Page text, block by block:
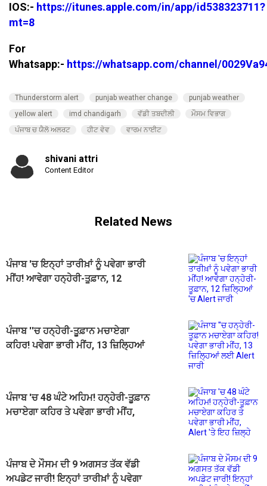
IOS:- https://itunes.apple.com/in/app/id538323711?
mt=8
For
Whatsapp:- https://whatsapp.com/channel/
Thunderstorm alert punjab weather change
punjab weather
yellow alert
imd chandigarh ਵੱਡੀ ਤਬਦੀਲੀ
ਮੌਸਮ ਵਿਭਾਗ
ਪੰਜਾਬ ਚ ਯੈਲੋ ਅਲਰਟ
ਹੀਟ ਵੇਵ ਵਾਰਮ ਨਾਈਟ
shivani attri
Content Editor
Related News
ਪੰਜਾਬ 'ਚ ਇਨ੍ਹਾਂ ਤਾਰੀਖ਼ਾਂ ਨੂੰ ਪਵੇਗਾ ਭਾਰੀ
ਮੀਂਹ! ਆਵੇਗਾ ਹਨ੍ਹੇਰੀ-ਤੂਫ਼ਾਨ, 12
ਪੰਜਾਬ ''ਚ ਹਨ੍ਹੇਰੀ-ਤੂਫ਼ਾਨ ਮਚਾਏਗਾ
ਕਹਿਰ! ਪਵੇਗਾ ਭਾਰੀ ਮੀਂਹ, 13 ਜ਼ਿਲ੍ਹਿਆਂ
ਪੰਜਾਬ 'ਚ 48 ਘੰਟੇ ਅਹਿਮ! ਹਨ੍ਹੇਰੀ-ਤੂਫ਼ਾਨ
ਮਚਾਏਗਾ ਕਹਿਰ ਤੇ ਪਵੇਗਾ ਭਾਰੀ ਮੀਂਹ,
ਪੰਜਾਬ ਦੇ ਮੌਸਮ ਦੀ 9 ਅਗਸਤ ਤੱਕ ਵੱਡੀ
ਅਪਡੇਟ ਜਾਰੀ! ਇਨ੍ਹਾਂ ਤਾਰੀਖ਼ਾਂ ਨੂੰ ਪਵੇਗਾ